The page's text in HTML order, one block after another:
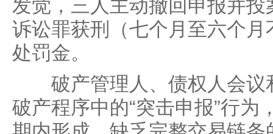
发觉，三人主动撤回申报并
诉讼罪获刑（七个月至六个
处罚金。
破产管理人、债权人会议
破产程序中的“突击申报”行为